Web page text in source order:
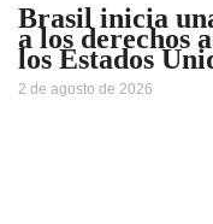
Brasil inicia
a los derechos
los Estados
2 de agosto de 2026